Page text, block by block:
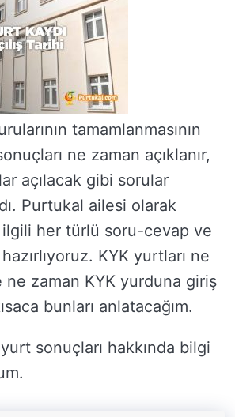
tamamlanmasının
ne zaman açıklanır,
açılacak gibi sorular
Purtukal ailesi olarak
her türlü soru-cevap ve
KYK yurtları ne
ne zaman KYK yurduna giriş
bunları anlatacağım.
sonuçları hakkında bilgi